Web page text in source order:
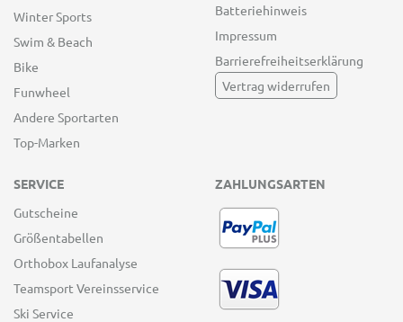
Winter Sports
Swim & Beach
Bike
Funwheel
Andere Sportarten
Top-Marken
Batteriehinweis
Impressum
Barrierefreiheitserklärung
Vertrag widerrufen
SERVICE
Gutscheine
Größentabellen
Orthobox Laufanalyse
Teamsport Vereinsservice
Ski Service
ZAHLUNGSARTEN